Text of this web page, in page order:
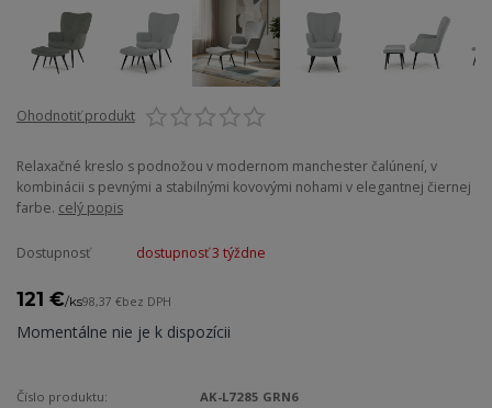
Ohodnotiť produkt
Relaxačné kreslo s podnožou v modernom manchester čalúnení, v
kombinácii s pevnými a stabilnými kovovými nohami v elegantnej čiernej
farbe. celý popis
Dostupnosť dostupnosť 3 týždne
121 €/ks98,37 €bez DPH
Momentálne nie je k dispozícii
Číslo produktu:
AK-L7285 GRN6